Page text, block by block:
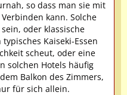
so dass man sie mit
kann. Solche
oder klassische
Kaiseki-Essen
scheut, oder eine
solchen Hotels häufig
Balkon des Zimmers,
für sich allein.